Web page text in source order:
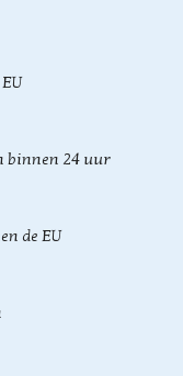
binnen 24 uur
de EU